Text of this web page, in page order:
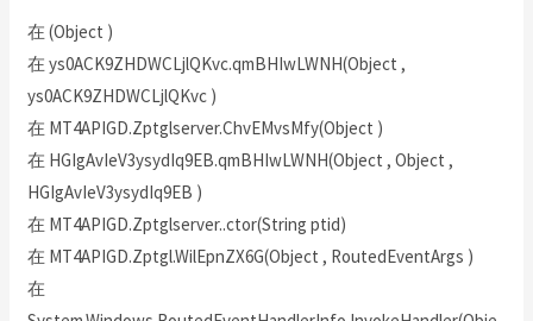
在 (Object )
在 ys0ACK9ZHDWCLjlQKvc.qmBHIwLWNH(Object ,
ys0ACK9ZHDWCLjlQKvc )
在 MT4APIGD.Zptglserver.ChvEMvsMfy(Object )
在 HGIgAvIeV3ysydIq9EB.qmBHIwLWNH(Object , Object ,
HGIgAvIeV3ysydIq9EB )
在 MT4APIGD.Zptglserver..ctor(String ptid)
在 MT4APIGD.Zptgl.WilEpnZX6G(Object , RoutedEventArgs )
在